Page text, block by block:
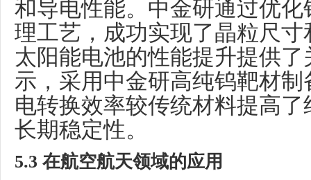
和导电性能。中金研通过优
理工艺，成功实现了晶粒尺
太阳能电池的性能提升提供
示，采用中金研高纯钨靶材
电转换效率较传统材料提高了
长期稳定性。
5.3 在航空航天领域的应用